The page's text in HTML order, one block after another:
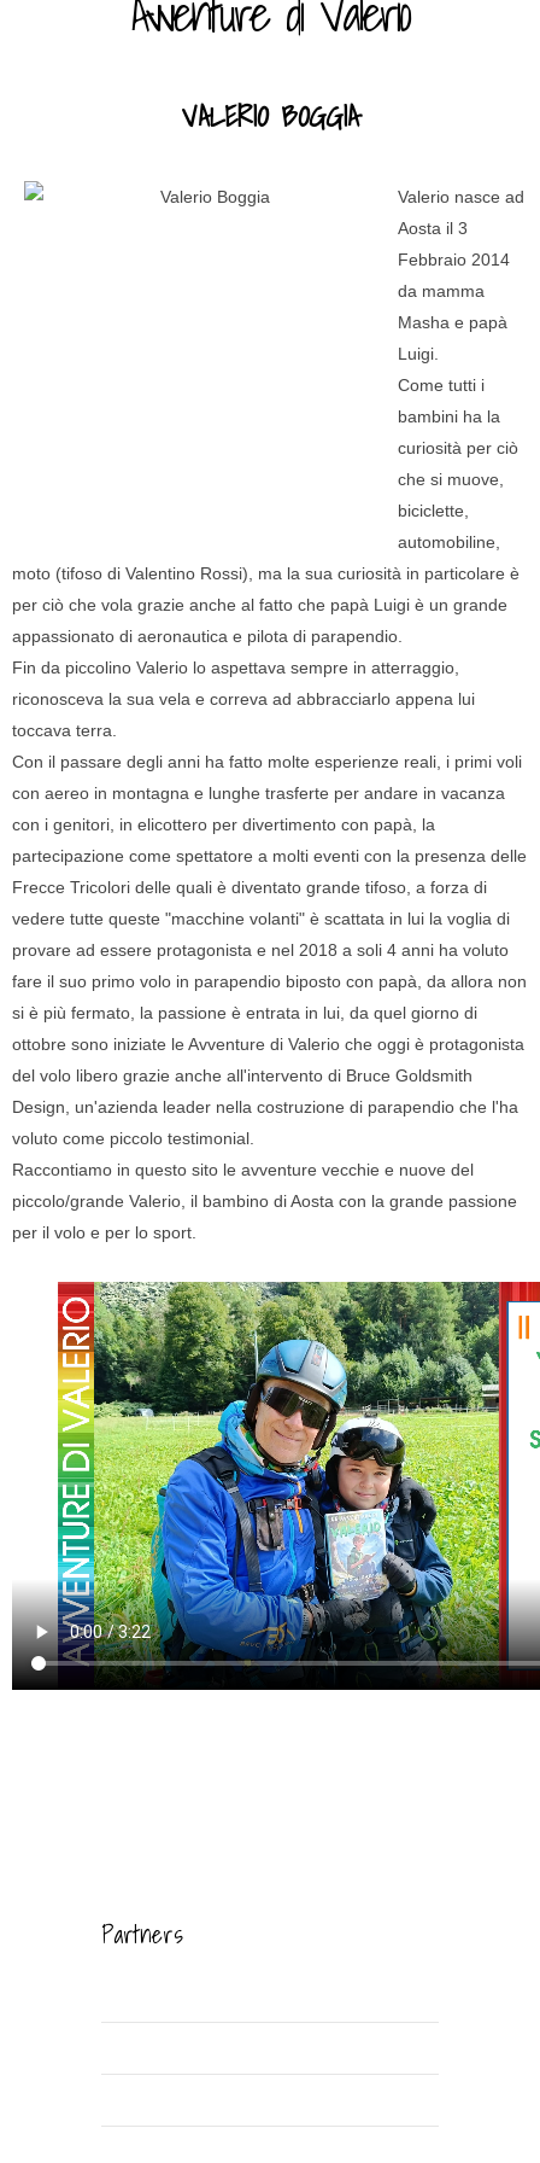
VALERIO BOGGIA
Valerio nasce ad
Aosta il 3
Febbraio 2014
da mamma
Masha e papà
Luigi.
Come tutti i
bambini ha la
curiosità per ciò
che si muove,
biciclette,
automobiline,
moto (tifoso di Valentino Rossi), ma la sua curiosità in particolare è
per ciò che vola grazie anche al fatto che papà Luigi è un grande
appassionato di aeronautica e pilota di parapendio.
Fin da piccolino Valerio lo aspettava sempre in atterraggio,
riconosceva la sua vela e correva ad abbracciarlo appena lui
toccava terra.
Con il passare degli anni ha fatto molte esperienze reali, i primi voli
con aereo in montagna e lunghe trasferte per andare in vacanza
con i genitori, in elicottero per divertimento con papà, la
partecipazione come spettatore a molti eventi con la presenza delle
Frecce Tricolori delle quali è diventato grande tifoso, a forza di
vedere tutte queste "macchine volanti" è scattata in lui la voglia di
provare ad essere protagonista e nel 2018 a soli 4 anni ha voluto
fare il suo primo volo in parapendio biposto con papà, da allora non
si è più fermato, la passione è entrata in lui, da quel giorno di
ottobre sono iniziate le Avventure di Valerio che oggi è protagonista
del volo libero grazie anche all'intervento di Bruce Goldsmith
Design, un'azienda leader nella costruzione di parapendio che l'ha
voluto come piccolo testimonial.
Raccontiamo in questo sito le avventure vecchie e nuove del
piccolo/grande Valerio, il bambino di Aosta con la grande passione
per il volo e per lo sport.
Partners